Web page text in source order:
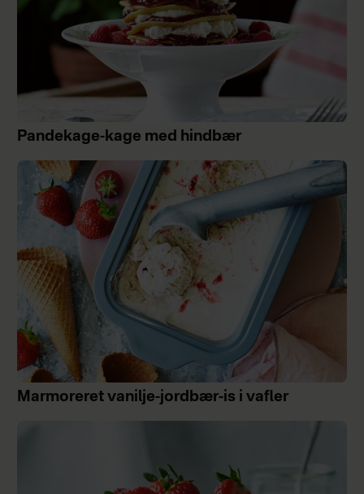
Pandekage-kage med hindbær
Marmoreret vanilje-jordbær-is i vafler